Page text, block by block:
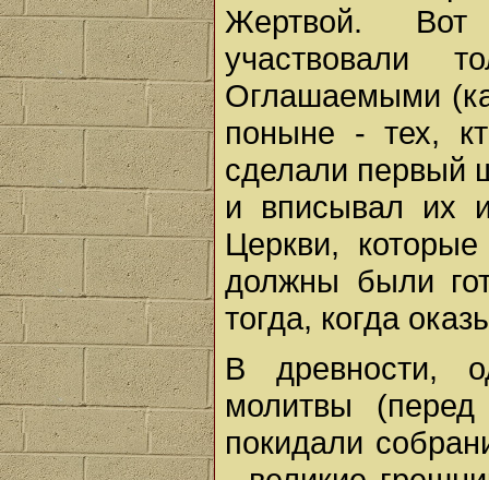
Жертвой. Вот
участвовали
Оглашаемыми
поныне - тех,
сделали первый
и вписывал их
Церкви,
должны были
тогда, когда
В древности,
молитвы
покидали